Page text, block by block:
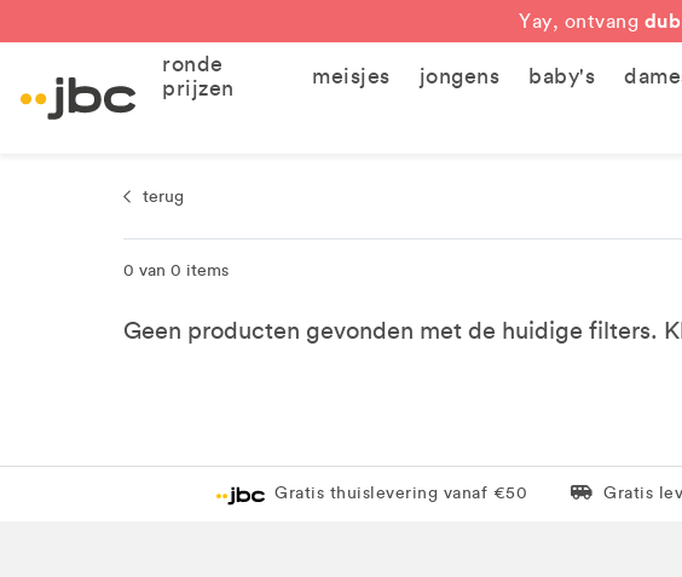
Yay, ontvang
ronde
prijzen
meisjes jongens baby's
terug
0 van 0 items
Geen producten gevonden met de huidige filters.
Gratis thuislevering vanaf €50 Levering
Gratis